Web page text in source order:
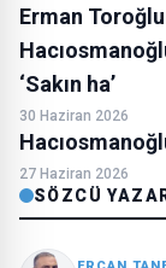
Erman
‘Sakın ha’
30 Haziran 2026
27 Haziran 2026
SÖZCÜ